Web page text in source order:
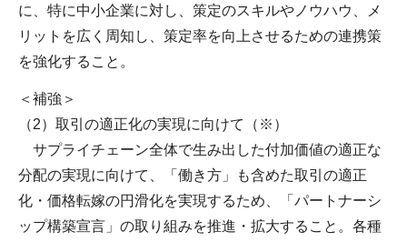
に、特に中小企業に対し、策定のスキルやノウハウ、メ
リットを広く周知し、策定率を向上させるための連携策
を強化すること。
＜補強＞
（2）取引の適正化の実現に向けて（※）
サプライチェーン全体で生み出した付加価値の適正な
分配の実現に向けて、「働き方」も含めた取引の適正
化・価格転嫁の円滑化を実現するため、「パートナーシ
ップ構築宣言」の取り組みを推進・拡大すること。各種